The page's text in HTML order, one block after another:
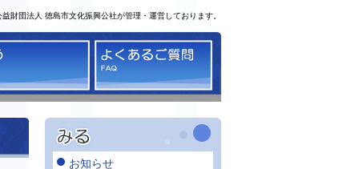
財団法人 徳島市文化振興公社が管理・運営しております。
かう
お知らせ